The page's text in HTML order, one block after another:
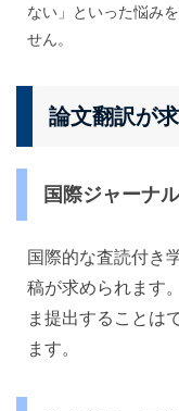
ない」といった悩み
せん。
論文翻訳が
国際ジャーナ
国際的な査読付き
稿が求められます
ま提出することは
ます。